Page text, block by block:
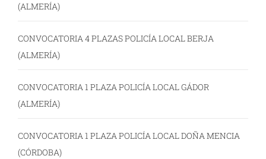
(ALMERÍA)
CONVOCATORIA 4 PLAZAS POLICÍA LOCAL BERJA
(ALMERÍA)
CONVOCATORIA 1 PLAZA POLICÍA LOCAL GÁDOR
(ALMERÍA)
CONVOCATORIA 1 PLAZA POLICÍA LOCAL DOÑA MENCIA
(CÓRDOBA)